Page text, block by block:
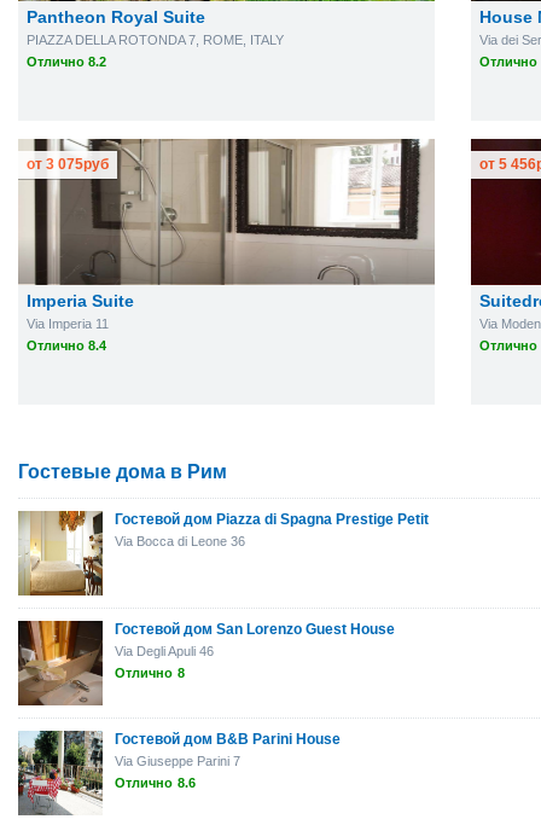
Pantheon Royal Suite
PIAZZA DELLA ROTONDA 7, ROME, ITALY
Отлично 8.2
House
Via dei
Отлично
Imperia Suite
Via Imperia 11
Отлично 8.4
от 3 075руб
Via
Отлично
от 5 456
Гостевые дома в Рим
Гостевой дом Piazza di Spagna Prestige Petit
Via Bocca di Leone 36
Гостевой дом San Lorenzo Guest House
Via Degli Apuli 46
Отлично 8
Гостевой дом B&B Parini House
Via Giuseppe Parini 7
Отлично 8.6